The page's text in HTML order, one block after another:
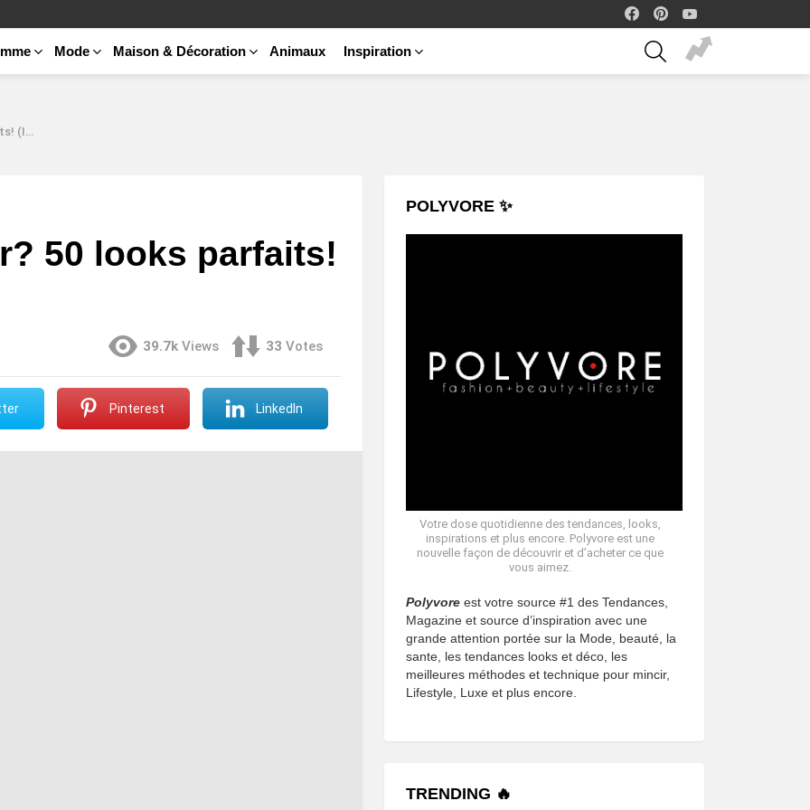
facebook
Mode Maison & Décoration Animaux Inspiration
SEARCH
50 looks parfaits!
39.7k Views 33 Votes
Pinterest LinkedIn
POLYVORE ✨
Votre dose quotidienne des tendances, looks,
inspirations et plus encore. Polyvore est une
nouvelle façon de découvrir et d’acheter ce que
vous aimez.
Polyvore est votre source #1 des Tendances,
Magazine et source d’inspiration avec une
grande attention portée sur la Mode, beauté, la
sante, les tendances looks et déco, les
meilleures méthodes et technique pour mincir,
Lifestyle, Luxe et plus encore.
TRENDING 🔥